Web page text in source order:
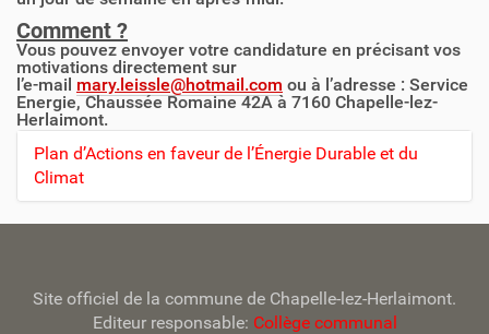
Comment ?
Vous pouvez envoyer votre candidature en précisant vos
motivations directement sur
l’e-mail mary.leissle@hotmail.com ou à l’adresse : Service
Energie, Chaussée Romaine 42A à 7160 Chapelle-lez-
Herlaimont.
N
a
v
a
Plan d’Actions en faveur de l’Énergie Durable et du
Climat
Site officiel de la commune de Chapelle-lez-Herlaimont.
Editeur responsable: Collège communal